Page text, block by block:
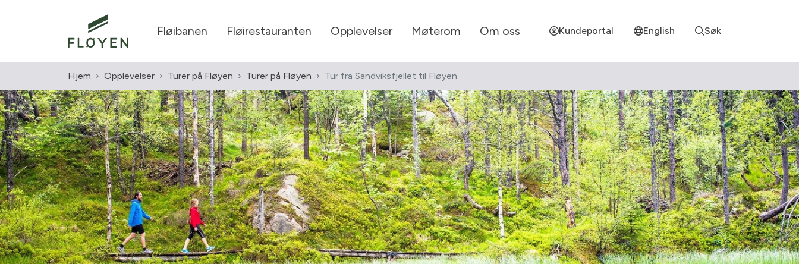
Fløibanen Fløirestauranten Opplevelser Møterom Om oss Kundeportal English Søk
Hjem Opplevelser Turer på Fløyen Turer på Fløyen Tur fra Sandviksfjellet til Fløyen